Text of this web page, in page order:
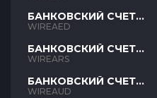
БАНКОВСКИЙ СЧЕТ
AED
WIREAED
БАНКОВСКИЙ СЧЕТ
ARS
WIREARS
БАНКОВСКИЙ СЧЕТ
AUD
WIREAUD